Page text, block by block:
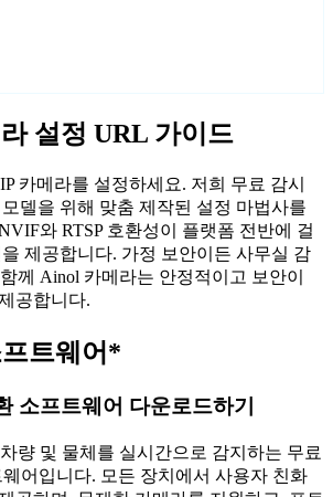
설정 URL 가이드
카메라를 설정하세요. 저희 무료 감시
델을 위해 맞춤 제작된 설정 마법사를
와 RTSP 호환성이 플랫폼 전반에 걸
제공합니다. 가정 보안이든 사무실 감
께 Ainol 카메라는 안정적이고 보안이
공합니다.
트웨어*
소프트웨어 다운로드하기
량 및 물체를 실시간으로 감지하는 무료
어입니다. 모든 장치에서 사용자 친화